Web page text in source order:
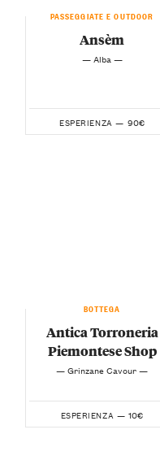
PASSEGGIATE E OUTDOOR
Ansèm
— Alba —
ESPERIENZA — 90€
BOTTEGA
Antica Torroneria
Piemontese Shop
— Grinzane Cavour —
ESPERIENZA — 10€